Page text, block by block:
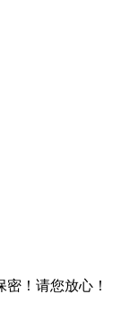
！请您放心！